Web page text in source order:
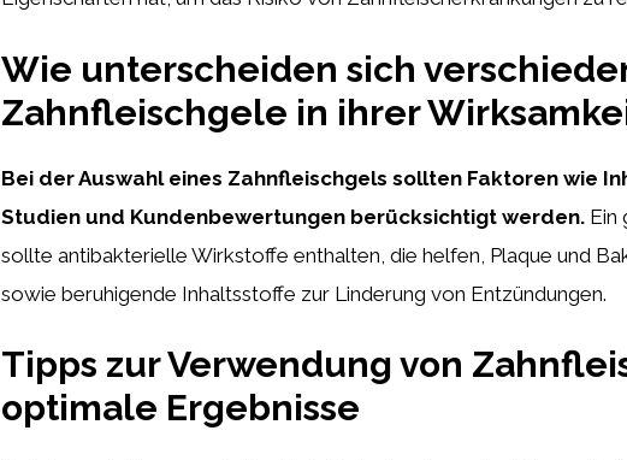
Wie unterscheiden sich
Zahnfleischgele in ihrer
Bei der Auswahl eines Zahnfleischgels sollten Faktoren wie
Studien und Kundenbewertungen berücksichtigt werden. Ein
sollte antibakterielle Wirkstoffe enthalten, die helfen, Plaque und
sowie beruhigende Inhaltsstoffe zur Linderung von Entzündungen.
Tipps zur Verwendung von
optimale Ergebnisse